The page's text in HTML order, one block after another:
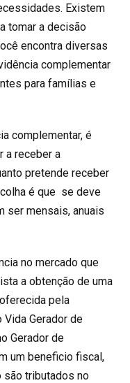
Existem
tomar a decisão
encontra diversas
complementar
para famílias e
complementar, é
a receber a
pretende receber
é que se deve
ser mensais, anuais
no mercado que
a obtenção de uma
pela
Gerador de
Gerador de
um beneficio fiscal,
são tributados no